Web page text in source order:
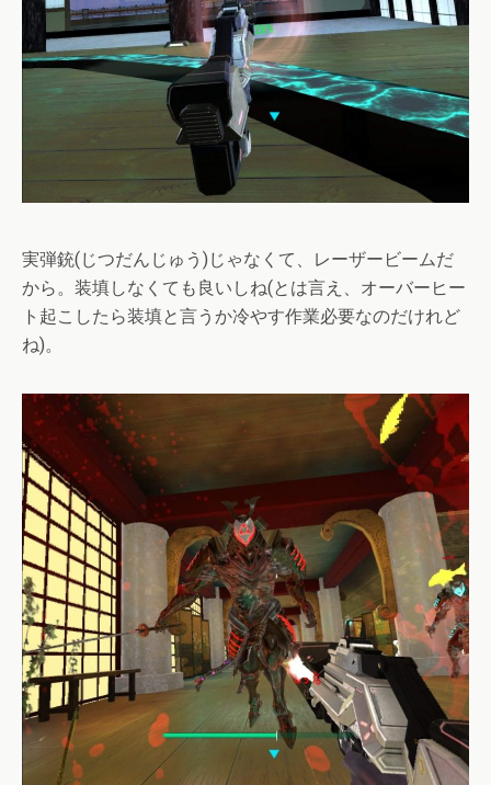
実弾銃(じつだんじゅう)じゃなくて、レーザービームだ
から。装填しなくても良いしね(とは言え、オーバーヒー
ト起こしたら装填と言うか冷やす作業必要なのだけれど
ね)。